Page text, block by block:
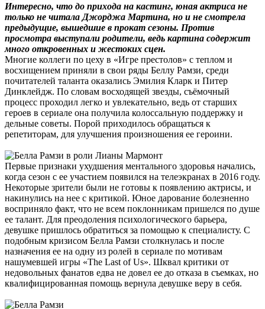
Интересно, что до прихода на кастинг, юная актриса не
только не читала Джорджа Мартина, но и не смотрела
предыдущие, вышедшие в прокат сезоны. Против
просмотра выступали родители, ведь картина содержит
много откровенных и жестоких сцен.
Многие коллеги по цеху в «Игре престолов» с теплом и
восхищением приняли в свои ряды Беллу Рамзи, среди
почитателей таланта оказались Эмилия Кларк и Питер
Динклейдж. По словам восходящей звезды, съёмочный
процесс проходил легко и увлекательно, ведь от старших
героев в сериале она получила колоссальную поддержку и
дельные советы. Порой приходилось обращаться к
репетиторам, для улучшения произношения ее героини.
Первые признаки ухудшения ментального здоровья начались,
когда сезон с ее участием появился на телеэкранах в 2016 году.
Некоторые зрители были не готовы к появлению актрисы, и
накинулись на нее с критикой. Юное дарование болезненно
восприняло факт, что не всем поклонникам пришелся по душе
ее талант. Для преодоления психологического барьера,
девушке пришлось обратиться за помощью к специалисту. С
подобным кризисом Белла Рамзи столкнулась и после
назначения ее на одну из ролей в сериале по мотивам
нашумевшей игры «The Last of Us». Шквал критики от
недовольных фанатов едва не довел ее до отказа в съемках, но
квалифицированная помощь вернула девушке веру в себя.